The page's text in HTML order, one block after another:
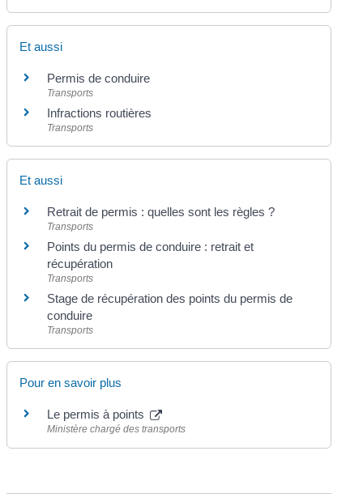
Et aussi
Permis de conduire
Transports
Infractions routières
Transports
Et aussi
Retrait de permis : quelles sont les règles ?
Transports
Points du permis de conduire : retrait et
récupération
Transports
Stage de récupération des points du permis de
conduire
Transports
Pour en savoir plus
Le permis à points
Ministère chargé des transports